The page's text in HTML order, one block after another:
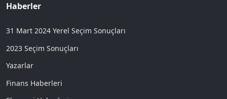
Haberler
31 Mart 2024 Yerel Seçim Sonuçları
2023 Seçim Sonuçları
Yazarlar
Finans Haberleri